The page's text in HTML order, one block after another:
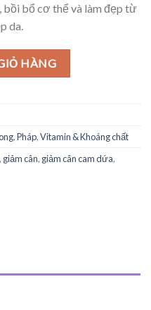
bồi bổ cơ thể và làm đẹp từ
da.
detox đốt mỡ, giảm cân vị
HÀNG
,Pháp,Vitamin & Khoáng chất
, giảm cân, giảm cân cam dứa,